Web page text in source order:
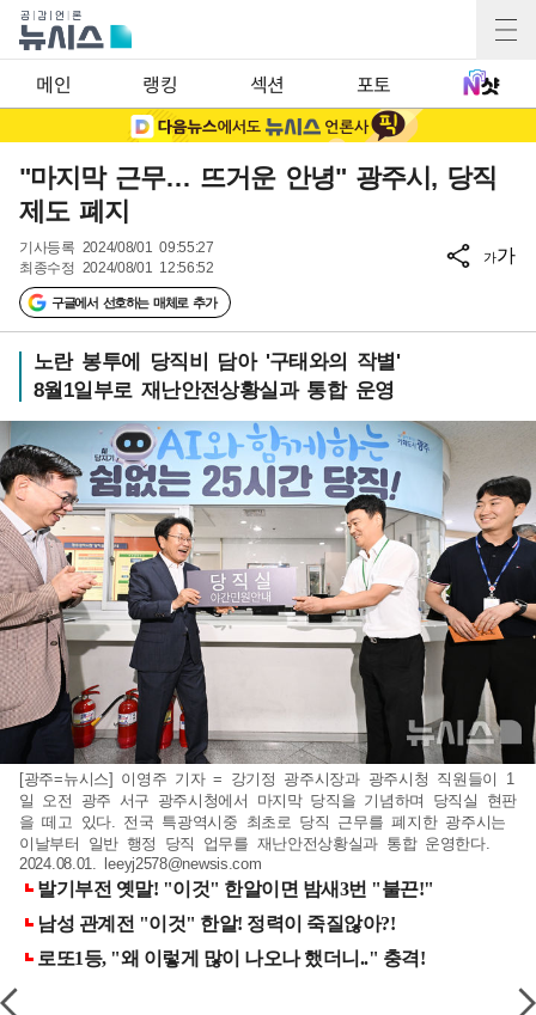
메인 랭킹 섹션 포토
"마지막 근무… 뜨거운 안녕" 광주시, 당직
제도 폐지
기사등록 2024/08/01 09:55:27
최종수정 2024/08/01 12:56:52
구글에서 선호하는 매체로 추가
가가
노란 봉투에 당직비 담아 '구태와의 작별'
8월1일부로 재난안전상황실과 통합 운영
[광주=뉴시스] 이영주 기자 = 강기정 광주시장과 광주시청 직원들이 1
일 오전 광주 서구 광주시청에서 마지막 당직을 기념하며 당직실 현판
을 떼고 있다. 전국 특광역시중 최초로 당직 근무를 폐지한 광주시는
이날부터 일반 행정 당직 업무를 재난안전상황실과 통합 운영한다.
2024.08.01.
leeyj2578@newsis.com